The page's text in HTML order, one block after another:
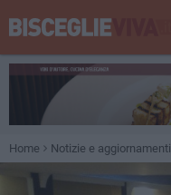
Home Notizie e aggiornamenti